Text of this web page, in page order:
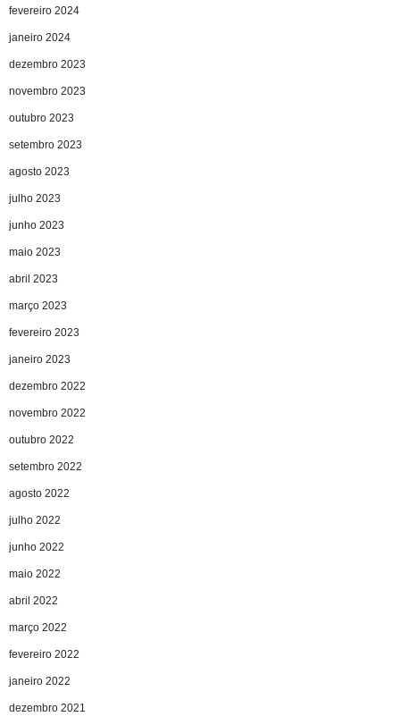
fevereiro 2024
janeiro 2024
dezembro 2023
novembro 2023
outubro 2023
setembro 2023
agosto 2023
julho 2023
junho 2023
maio 2023
abril 2023
março 2023
fevereiro 2023
janeiro 2023
dezembro 2022
novembro 2022
outubro 2022
setembro 2022
agosto 2022
julho 2022
junho 2022
maio 2022
abril 2022
março 2022
fevereiro 2022
janeiro 2022
dezembro 2021